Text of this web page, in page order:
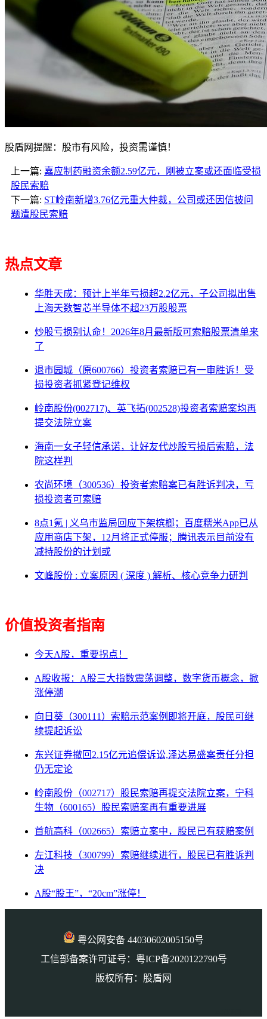
股盾网提醒：股市有风险，投资需谨慎！
上一篇: 嘉应制药融资余额2.59亿元，刚被立案或还面临受损
股民索赔
下一篇: ST岭南新增3.76亿元重大仲裁，公司或还因信披问
题遭股民索赔
热点文章
华胜天成：预计上半年亏损超2.2亿元，子公司拟出售
上海天数智芯半导体不超23万股股票
炒股亏损别认命！2026年8月最新版可索赔股票清单来
了
退市园城（原600766）投资者索赔已有一审胜诉！受
损投资者抓紧登记维权
岭南股份(002717)、英飞拓(002528)投资者索赔案均再
提交法院立案
海南一女子轻信承诺，让好友代炒股亏损后索赔，法
院这样判
农尚环境（300536）投资者索赔案已有胜诉判决，亏
损投资者可索赔
8点1氪 | 义乌市监局回应下架槟榔；百度糯米App已从
应用商店下架，12月将正式停服；腾讯表示目前没有
减持股份的计划或
文峰股份 : 立案原因 ( 深度 ) 解析、核心竞争力研判
价值投资者指南
今天A股，重要拐点！
A股收报：A股三大指数震荡调整，数字货币概念，掀
涨停潮
向日葵（300111）索赔示范案例即将开庭，股民可继
续提起诉讼
东兴证券撤回2.15亿元追偿诉讼,泽达易盛案责任分担
仍无定论
岭南股份（002717）股民索赔再提交法院立案，宁科
生物（600165）股民索赔案再有重要进展
首航高科（002665）索赔立案中，股民已有获赔案例
左江科技（300799）索赔继续进行，股民已有胜诉判
决
A股“股王”，“20cm”涨停！
粤公网安备 44030602005150号
工信部备案许可证号：粤ICP备2020122790号
版权所有：股盾网